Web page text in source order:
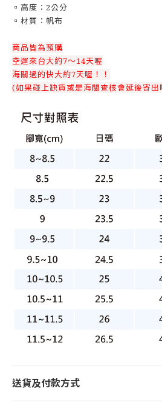
▫️高度：2公分
▫️材質：帆布
商品皆為預購
空運來台大約7～14天喔
海關過的快大約7天喔！！
(如果碰上缺貨或是海關查核會延後寄出
送貨及付款方式